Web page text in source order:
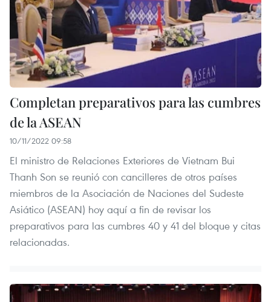
Completan preparativos para las cumbres
de la ASEAN
10/11/2022 09:58
El ministro de Relaciones Exteriores de Vietnam Bui
Thanh Son se reunió con cancilleres de otros países
miembros de la Asociación de Naciones del Sudeste
Asiático (ASEAN) hoy aquí a fin de revisar los
preparativos para las cumbres 40 y 41 del bloque y citas
relacionadas.